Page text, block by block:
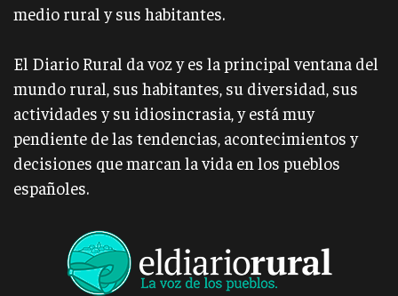
medio rural y sus habitantes.
El Diario Rural da voz y es la principal ventana del
mundo rural, sus habitantes, su diversidad, sus
actividades y su idiosincrasia, y está muy
pendiente de las tendencias, acontecimientos y
decisiones que marcan la vida en los pueblos
españoles.